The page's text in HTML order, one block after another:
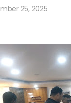
25, 2025